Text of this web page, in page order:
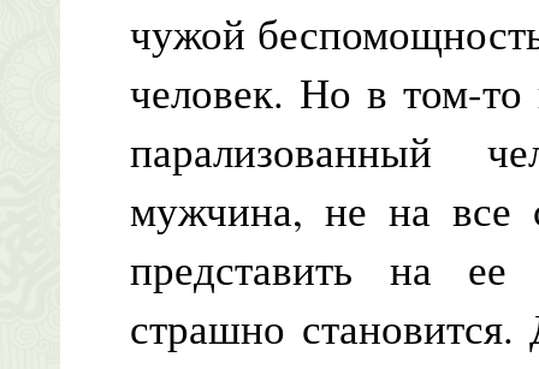
чужой
человек. Но в том-
парализованный
мужчина, не на все
представить на
страшно